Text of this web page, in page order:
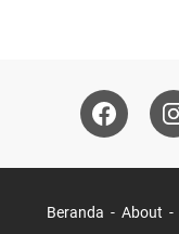
Beranda About